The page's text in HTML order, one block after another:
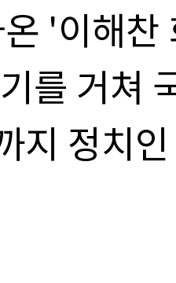
'이해찬
를 거쳐
지 정치